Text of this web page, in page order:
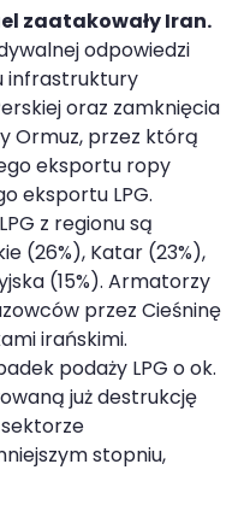
zaatakowały Iran.
odpowiedzi
infrastruktury
oraz zamknięcia
Ormuz, przez którą
eksportu ropy
eksportu LPG.
z regionu są
(26%), Katar (23%),
(15%). Armatorzy
przez Cieśninę
irańskimi.
podaży LPG o ok.
już destrukcję
stopniu,